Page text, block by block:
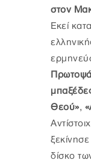
στον
Εκεί
Θεού»,
δίσκο